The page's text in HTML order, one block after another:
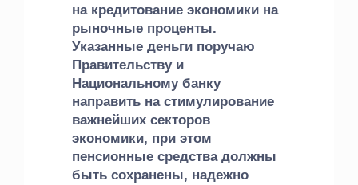
на кредитование экономики на
рыночные проценты.
Указанные деньги поручаю
Правительству и
Национальному банку
направить на стимулирование
важнейших секторов
экономики, при этом
пенсионные средства должны
быть сохранены, надежно